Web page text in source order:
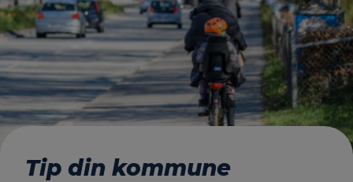
Tip din kommune